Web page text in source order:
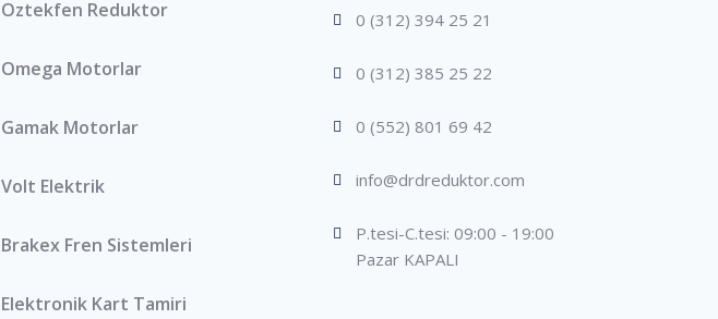
Oztekfen Reduktor
Omega Motorlar
Gamak Motorlar
Volt Elektrik
Brakex Fren Sistemleri
Elektronik Kart Tamiri
0 (312) 394 25 21
0 (312) 385 25 22
0 (552) 801 69 42
info@drdreduktor.com
P.tesi-C.tesi: 09:00 - 19:00
Pazar KAPALI